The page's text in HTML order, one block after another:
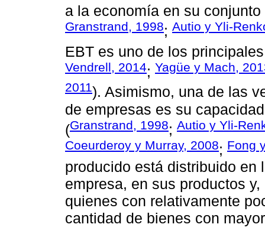
a la economía en su conjunto
Granstrand, 1998; Autio y Yli-
EBT es uno de los
Vendrell, 2014; Yagüe y Mach,
2011). Asimismo, una de las
de empresas es su
(Granstrand, 1998; Autio y Yli-
Coeurderoy y Murray, 2008; Fong
producido está distribuido
empresa, en sus productos
quienes con relativamente
cantidad de bienes con